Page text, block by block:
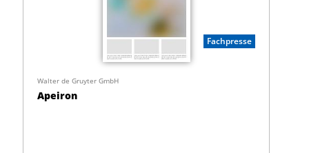
Fachpresse
Walter de Gruyter GmbH
Apeiron